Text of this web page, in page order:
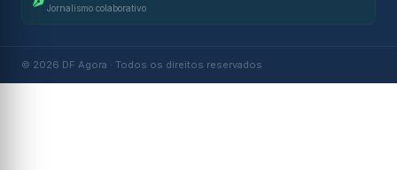
Jornalismo colaborativo
© 2026 DF Agora · Todos os direitos reservados